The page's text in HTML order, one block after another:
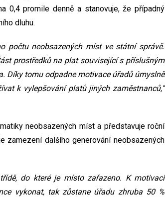
0,4 promile denně a stanovuje, že případný
dluhu.
počtu neobsazených míst ve státní správě.
prostředků na plat související s příslušným
Díky tomu odpadne motivace úřadů úmyslně
k vylepšování platů jiných zaměstnanců,“
neobsazených míst a představuje roční
zamezení dalšího generování neobsazených
do které je místo zařazeno. K motivaci
vykonat, tak zůstane úřadu zhruba 50 %